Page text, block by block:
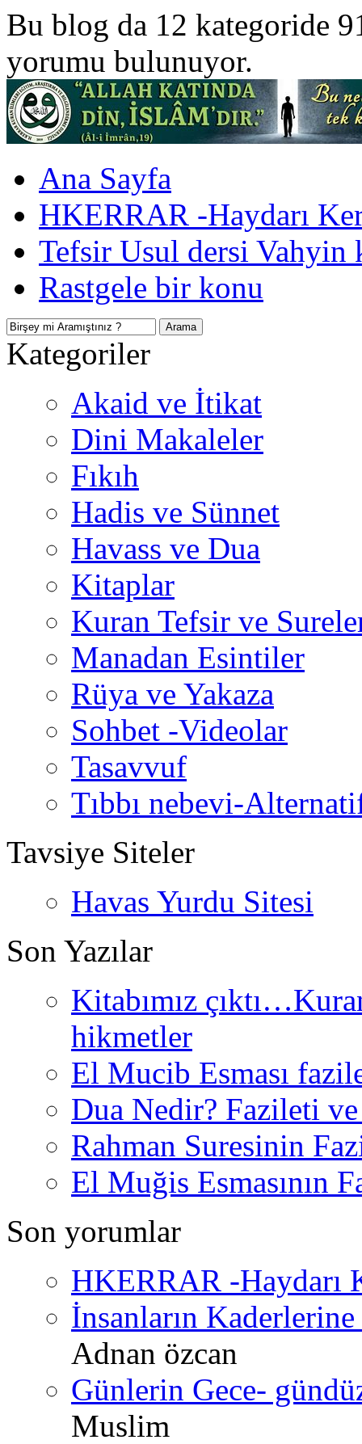
Bu blog da 12 kategoride
yorumu bulunuyor.
Ana Sayfa
HKERRAR -Haydarı
Tefsir Usul dersi Vahyin
Rastgele bir konu
Kategoriler
Akaid ve İtikat
Dini Makaleler
Fıkıh
Hadis ve Sünnet
Havass ve Dua
Kitaplar
Kuran Tefsir ve
Manadan Esintiler
Rüya ve Yakaza
Sohbet -Videolar
Tasavvuf
Tıbbı nebevi-
Tavsiye Siteler
Havas Yurdu Sitesi
Son Yazılar
Kitabımız
hikmetler
El Mucib Esması
Dua Nedir? Fazileti
Rahman Suresinin
El Muğis Esmasının
Son yorumlar
HKERRAR -Haydarı
İnsanların
Adnan özcan
Günlerin Gece-
Muslim